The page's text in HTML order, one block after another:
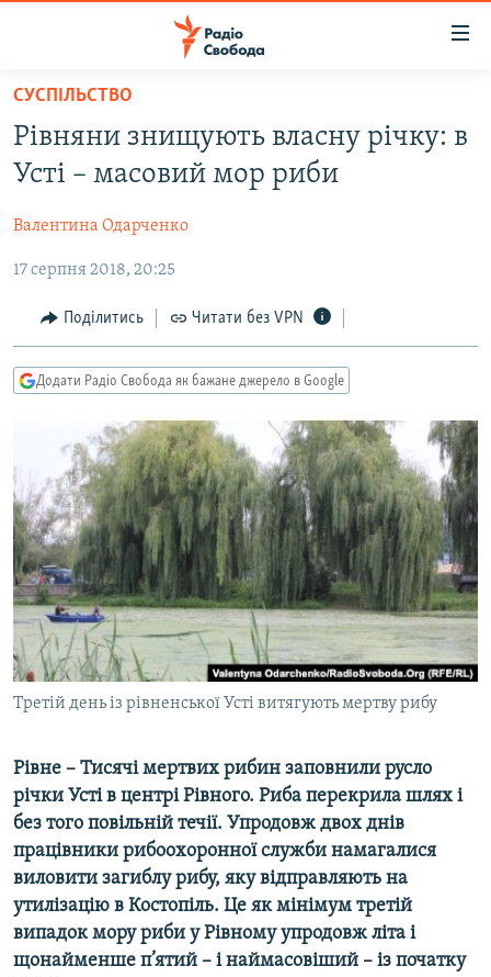
Перейти
основного
матеріалу
до
навігації
Перейти
пошуку
ПОЛІТИКА
ЕКОНОМІКА
СУСПІЛЬСТВО
СПОРТ
УКРАЇНА
СВІТ
ВІЙНА
РОСІЙСЬКА «ФІЛЬТРАЦІЯ»
ДОНБАС.РЕАЛІЇ
КРИМ.РЕАЛІЇ
ТИ ЯК?
КИТАЙ.ВИКЛИКИ
МУЛЬТИМЕДІА
ФОТО
СПЕЦПРОЄКТИ
ПОДКАСТИ
РУС
УКР
КТАТ
ДОЛУЧАЙСЯ!
СУСПІЛЬСТВО
Рівняни знищують власну річку: в
Усті – масовий мор риби
Валентина Одарченко
17 серпня 2018, 20:25
Поділитись Читати без VPN
Додати Радіо Свобода як бажане джерело в Google
Третій день із рівненської Усті витягують мертву рибу
Рівне – Тисячі мертвих рибин заповнили русло
річки Усті в центрі Рівного. Риба перекрила шлях і
без того повільній течії. Упродовж двох днів
працівники рибоохоронної служби намагалися
виловити загиблу рибу, яку відправляють на
утилізацію в Костопіль. Це як мінімум третій
випадок мору риби у Рівному упродовж літа і
щонайменше п’ятий – і наймасовіший – із початку